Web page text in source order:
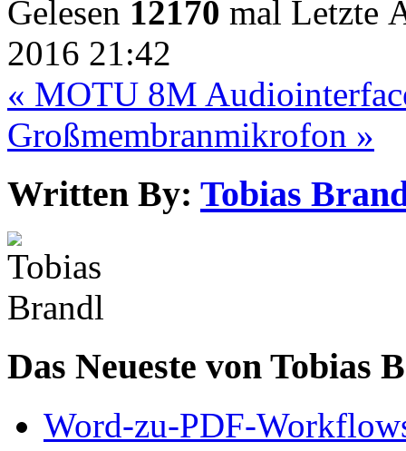
Gelesen 12170 mal Letzte
2016 21:42
« MOTU 8M
Großmembranmikrofon »
Written By: Tobias
Das Neueste von Tobias
Word-zu-PDF-